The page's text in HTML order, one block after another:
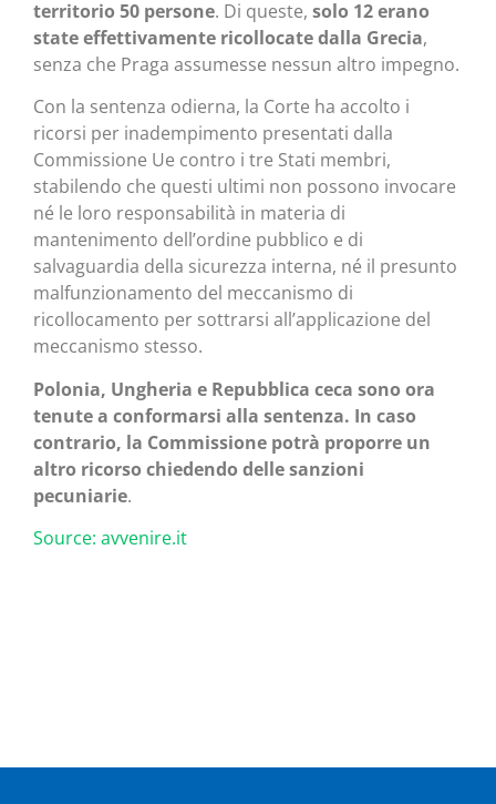
territorio 50 persone. Di queste, solo 12 erano
state effettivamente ricollocate dalla Grecia,
senza che Praga assumesse nessun altro impegno.
Con la sentenza odierna, la Corte ha accolto i
ricorsi per inadempimento presentati dalla
Commissione Ue contro i tre Stati membri,
stabilendo che questi ultimi non possono invocare
né le loro responsabilità in materia di
mantenimento dell’ordine pubblico e di
salvaguardia della sicurezza interna, né il presunto
malfunzionamento del meccanismo di
ricollocamento per sottrarsi all’applicazione del
meccanismo stesso.
Polonia, Ungheria e Repubblica ceca sono ora
tenute a conformarsi alla sentenza. In caso
contrario, la Commissione potrà proporre un
altro ricorso chiedendo delle sanzioni
pecuniarie.
Source: avvenire.it